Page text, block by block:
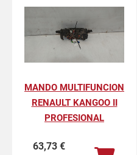
MANDO MULTIFUNCION
RENAULT KANGOO II
PROFESIONAL
63,73 €